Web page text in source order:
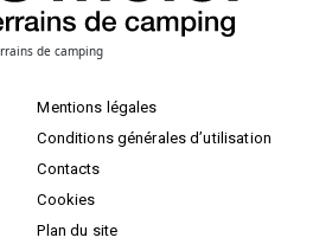
de camping
Mentions légales
Conditions générales d’utilisation
Contacts
Cookies
Plan du site